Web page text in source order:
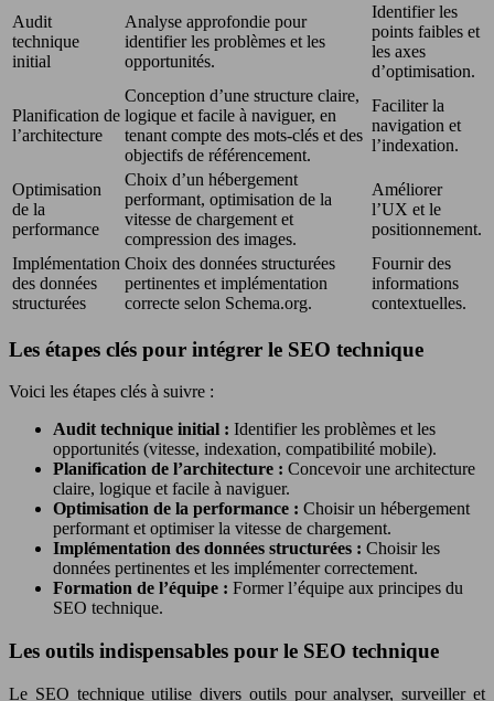
Audit
technique
initial
Analyse approfondie pour
identifier les problèmes et les
opportunités.
Identifier les
points faibles et
les axes
d’optimisation.
Planification de
l’architecture
Conception d’une structure claire,
logique et facile à naviguer, en
tenant compte des mots-clés et des
objectifs de référencement.
Faciliter la
navigation et
l’indexation.
Optimisation
de la
performance
Choix d’un hébergement
performant, optimisation de la
vitesse de chargement et
compression des images.
Améliorer
l’UX et le
positionnement.
Implémentation
des données
structurées
Choix des données structurées
pertinentes et implémentation
correcte selon Schema.org.
Fournir des
informations
contextuelles.
Les étapes clés pour intégrer le SEO technique
Voici les étapes clés à suivre :
Audit technique initial : Identifier les problèmes et les
opportunités (vitesse, indexation, compatibilité mobile).
Planification de l’architecture : Concevoir une architecture
claire, logique et facile à naviguer.
Optimisation de la performance : Choisir un hébergement
performant et optimiser la vitesse de chargement.
Implémentation des données structurées : Choisir les
données pertinentes et les implémenter correctement.
Formation de l’équipe : Former l’équipe aux principes du
SEO technique.
Les outils indispensables pour le SEO technique
Le SEO technique utilise divers outils pour analyser, surveiller et